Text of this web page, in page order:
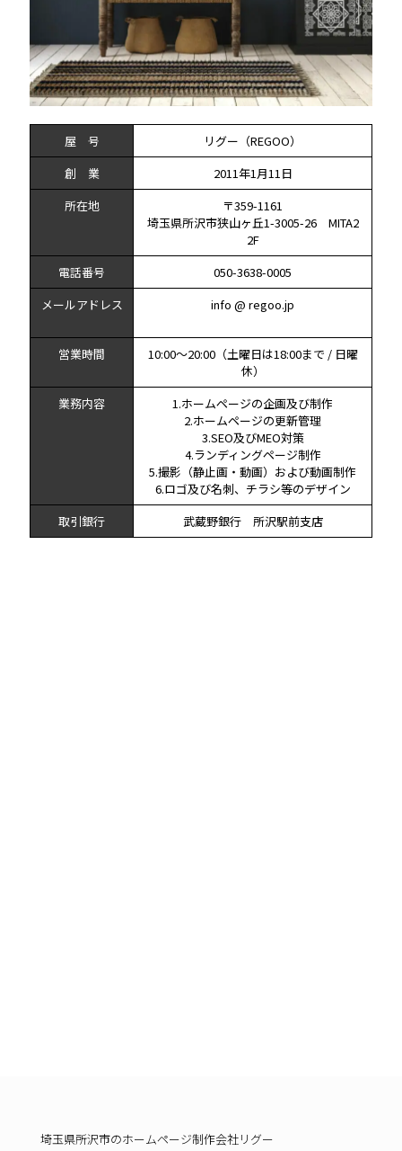
屋 号
リグー（REGOO）
創 業
2011年1月11日
所在地
〒359-1161
埼玉県所沢市狭山ヶ丘1-3005-26 MITA2
2F
電話番号
050-3638-0005
メールアドレス
info @ regoo.jp
営業時間
10:00～20:00（土曜日は18:00まで / 日曜
休）
業務内容
1.ホームページの企画及び制作
2.ホームページの更新管理
3.SEO及びMEO対策
4.ランディングページ制作
5.撮影（静止画・動画）および動画制作
6.ロゴ及び名刺、チラシ等のデザイン
取引銀行
武蔵野銀行 所沢駅前支店
埼玉県所沢市のホームページ制作会社リグー